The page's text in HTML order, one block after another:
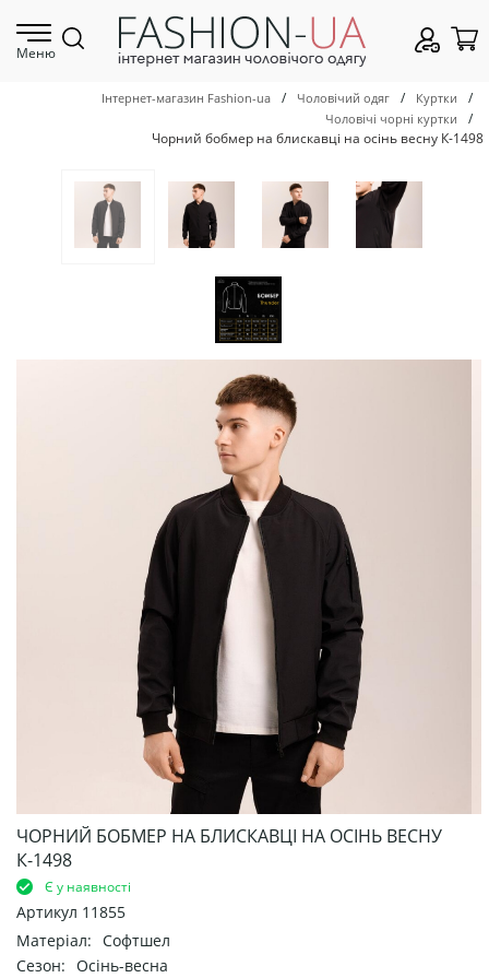
Меню
Інтернет-магазин Fashion-ua / Чоловічий одяг / Куртки /
Чоловічі чорні куртки
/
Чорний бобмер на блискавці на осінь весну К-1498
ЧОРНИЙ БОБМЕР НА БЛИСКАВЦІ НА ОСІНЬ ВЕСНУ
К-1498
Є у наявності
Артикул 11855
Матеріал: Софтшел
Сезон: Осінь-весна